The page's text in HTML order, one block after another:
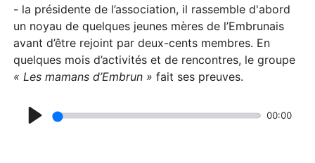
- la présidente de l’association, il rassemble d'abord
un noyau de quelques jeunes mères de l’Embrunais
avant d’être rejoint par deux-cents membres. En
quelques mois d’activités et de rencontres, le groupe
« Les mamans d’Embrun » fait ses preuves.
00:00